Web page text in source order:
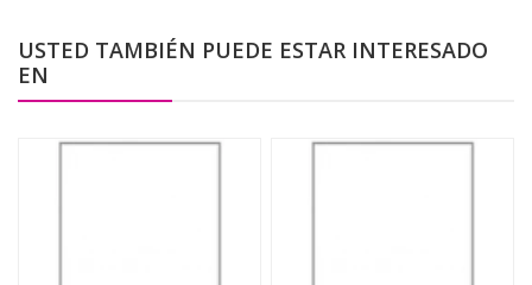
USTED TAMBIÉN PUEDE ESTAR INTERESADO
EN